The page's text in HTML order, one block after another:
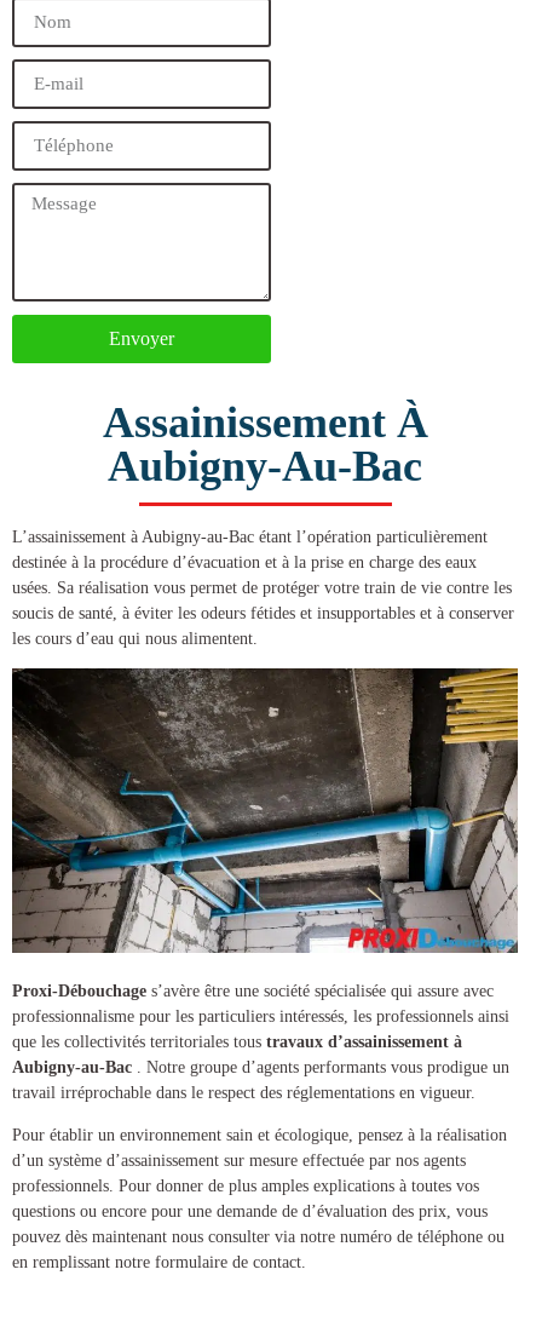
Envoyer
Assainissement À
Aubigny-Au-Bac
L’assainissement à Aubigny-au-Bac étant l’opération particulièrement
destinée à la procédure d’évacuation et à la prise en charge des eaux
usées. Sa réalisation vous permet de protéger votre train de vie contre les
soucis de santé, à éviter les odeurs fétides et insupportables et à conserver
les cours d’eau qui nous alimentent.
Proxi-Débouchage s’avère être une société spécialisée qui assure avec
professionnalisme pour les particuliers intéressés, les professionnels ainsi
que les collectivités territoriales tous travaux d’assainissement à
Aubigny-au-Bac
. Notre groupe d’agents performants vous prodigue un
travail irréprochable dans le respect des réglementations en vigueur.
Pour établir un environnement sain et écologique, pensez à la réalisation
d’un système d’assainissement sur mesure effectuée par nos agents
professionnels. Pour donner de plus amples explications à toutes vos
questions ou encore pour une demande de d’évaluation des prix, vous
pouvez dès maintenant nous consulter via notre numéro de téléphone ou
en remplissant notre formulaire de contact.